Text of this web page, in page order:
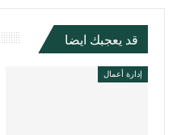
قد يعجبك ايضا
إدارة أعمال